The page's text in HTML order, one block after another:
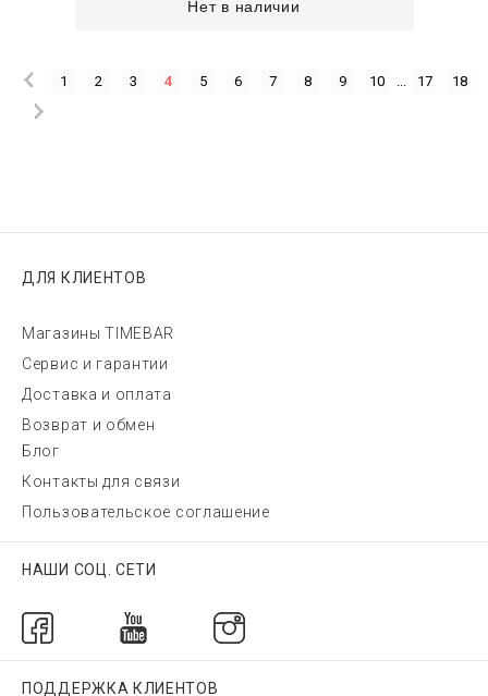
Нет в наличии
1 2 3 4 5 6 7 8 9 10 ... 17 18
ДЛЯ КЛИЕНТОВ
Магазины TIMEBAR
Сервис и гарантии
Доставка и оплата
Возврат и обмен
Блог
Контакты для связи
Пользовательское соглашение
НАШИ СОЦ. СЕТИ
ПОДДЕРЖКА КЛИЕНТОВ